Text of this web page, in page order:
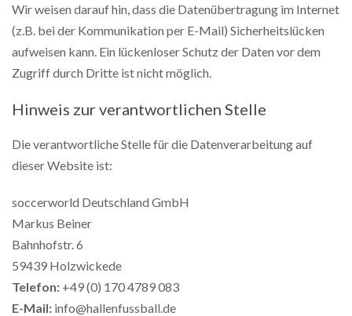
Wir weisen darauf hin, dass die Datenübertragung im Internet
(z.B. bei der Kommunikation per E-Mail) Sicherheitslücken
aufweisen kann. Ein lückenloser Schutz der Daten vor dem
Zugriff durch Dritte ist nicht möglich.
Hinweis zur verantwortlichen Stelle
Die verantwortliche Stelle für die Datenverarbeitung auf
dieser Website ist:
soccerworld Deutschland GmbH
Markus Beiner
Bahnhofstr. 6
59439 Holzwickede
Telefon: +49 (0) 170 4789 083
E-Mail: info@hallenfussball.de